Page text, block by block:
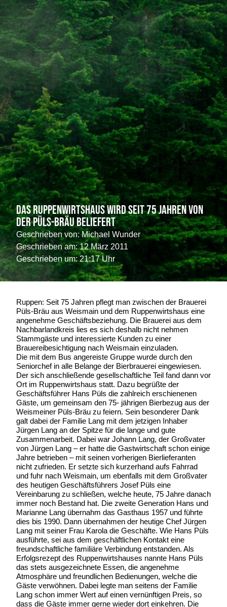
Das Ruppenwirtshaus wird seit 75 Jahren von
der Püls-Bräu beliefert
Geschrieben von:Michael Wunder
Geschrieben am: 12 März 2011
Geschrieben um: 21:17 Uhr
Ruppen: Seit 75 Jahren pflegt man zwischen der Brauerei
Püls-Bräu aus Weismain und dem Ruppenwirtshaus eine
angenehme Geschäftsbeziehung. Die Brauerei aus dem
Nachbarlandkreis lies es sich deshalb nicht nehmen
Stammgäste und interessierte Kunden zu einer
Brauereibesichtigung nach Weismain einzuladen.
Die mit dem Bus angereiste Gruppe wurde durch den
Seniorchef in alle Belange der Bierbrauerei eingewiesen.
Der sich anschließende gesellschaftliche Teil fand dann vor
Ort im Ruppenwirtshaus statt. Dazu begrüßte der
Geschäftsführer Hans Püls die zahlreich erschienenen
Gäste, um gemeinsam den 75- jährigen Bierbezug aus der
Weismeiner Püls-Bräu zu feiern. Sein besonderer Dank
galt dabei der Familie Lang mit dem jetzigen Inhaber
Jürgen Lang an der Spitze für die lange und gute
Zusammenarbeit. Dabei war Johann Lang, der Großvater
von Jürgen Lang – er hatte die Gastwirtschaft schon einige
Jahre betrieben – mit seinen vorherigen Bierlieferanten
nicht zufrieden. Er setzte sich kurzerhand aufs Fahrrad
und fuhr nach Weismain, um ebenfalls mit dem Großvater
des heutigen Geschäftsführers Josef Püls eine
Vereinbarung zu schließen, welche heute, 75 Jahre danach
immer noch Bestand hat. Die zweite Generation Hans und
Marianne Lang übernahm das Gasthaus 1957 und führte
dies bis 1990. Dann übernahmen der heutige Chef Jürgen
Lang mit seiner Frau Karola die Geschäfte. Wie Hans Püls
ausführte, sei aus dem geschäftlichen Kontakt eine
freundschaftliche familiäre Verbindung entstanden. Als
Erfolgsrezept des Ruppenwirtshauses nannte Hans Püls
das stets ausgezeichnete Essen, die angenehme
Atmosphäre und freundlichen Bedienungen, welche die
Gäste verwöhnen. Dabei legte man seitens der Familie
Lang schon immer Wert auf einen vernünftigen Preis, so
dass die Gäste immer gerne wieder dort einkehren. Die